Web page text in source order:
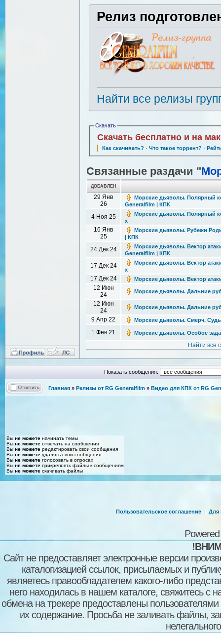
Релиз
Найти все релизы
Скачать
Скачать бесплатно и на
Как скачивать? · Что такое торрент? ·
Связанные раздачи "
ДОБАВЛЕН
29 Янв
26
Морские дьяволы. Полярный
Generalfilm | КПК
4 Ноя 25
Морские дьяволы. Полярный
x
16 Янв
25
Морские дьяволы. Рубежи
| КПК
24 Дек 24
Морские дьяволы. Вектор
Generalfilm | КПК
17 Дек 24
Морские дьяволы. Вектор
x
17 Дек 24 Морские дьяволы. Вектор
12 Июн
24
Морские дьяволы. Дальние
12 Июн
24
Морские дьяволы. Дальние
9 Апр 22 Морские дьяволы. Смерч.
1 Фев 21 Морские дьяволы. Особое
Найти все
Показать сообщения:
Главная » Релизы от RG Generalfilm » Видео для КПК от RG
Вы не можете начинать темы
Вы не можете отвечать на сообщения
Вы не можете редактировать свои сообщения
Вы не можете удалять свои сообщения
Вы не можете голосовать в опросах
Вы не можете прикреплять файлы к сообщениям
Вы не можете скачивать файлы
Пользовательское соглашение | Для
Сайт не предоставляет электронные версии
каталогизацией ссылок, присылаемых и
являетесь правообладателем какого-либо
него находилась в нашем каталоге, свяжитесь
обмена на трекере предоставлены пользователями
их содержание. Просьба не заливать файлы,